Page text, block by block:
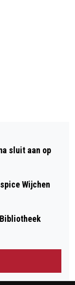
sluit aan op
Wijchen